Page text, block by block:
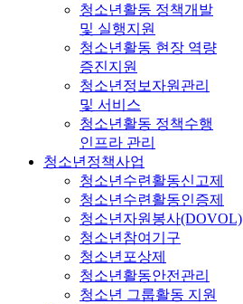
청소년활동 정책개발
및 실행지원
청소년활동 현장 역량
증진지원
청소년정보자원관리
및 서비스
청소년활동 정책수행
인프라 관리
청소년정책사업
청소년수련활동신고제
청소년수련활동인증제
청소년자원봉사(DOVOL)
청소년참여기구
청소년포상제
청소년활동안전관리
청소년 그룹활동 지원